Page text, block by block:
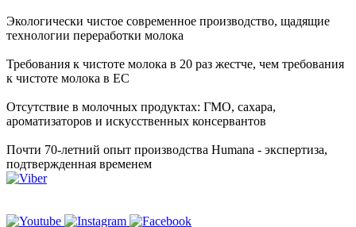
Экологически чистое современное производство, щадящие
технологии переработки молока
Требования к чистоте молока в 20 раз жестче, чем требования
к чистоте молока в ЕС
Отсутствие в молочных продуктах: ГМО, сахара,
ароматизаторов и искусственных консервантов
Почти 70-летний опыт производства Humana - экспертиза,
подтвержденная временем